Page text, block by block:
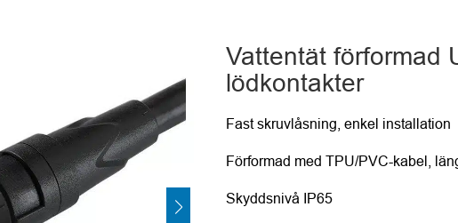
Vattentät förformad
lödkontakter
Fast skruvlåsning, enkel installation
Förformad med TPU/PVC-kabel,
Skyddsnivå IP65